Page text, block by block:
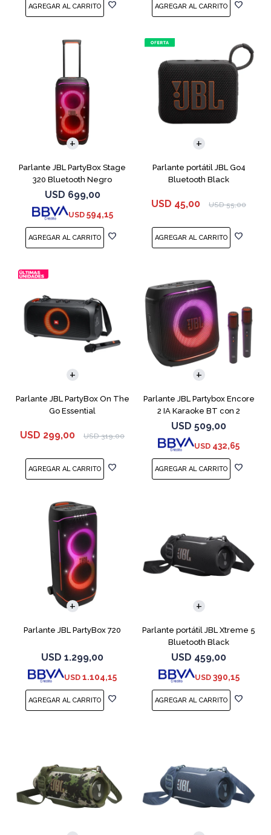
Parlante JBL PartyBox Stage
320 Bluetooth Negro
USD 699,00
USD 594,15
Parlante portátil JBL Go4
Bluetooth Black
USD 45,00 USD 55,00
Parlante JBL PartyBox On The
Go Essential
USD 299,00 USD 319,00
Parlante JBL Partybox Encore
2 IA Karaoke BT con 2
microfono
USD 509,00
USD 432,65
Parlante JBL PartyBox 720
USD 1.299,00
USD 1.104,15
Parlante portátil JBL Xtreme 5
Bluetooth Black
USD 459,00
USD 390,15